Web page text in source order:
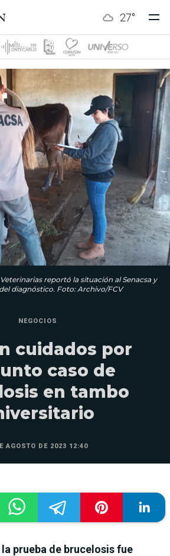
27°
reportó la situación al Senacsa y
diagnóstico. Foto: Archivo/FCV
NEGOCIOS
cuidados por
caso de
en tambo
AGOSTO DE 2023 12:40
prueba de brucelosis fue